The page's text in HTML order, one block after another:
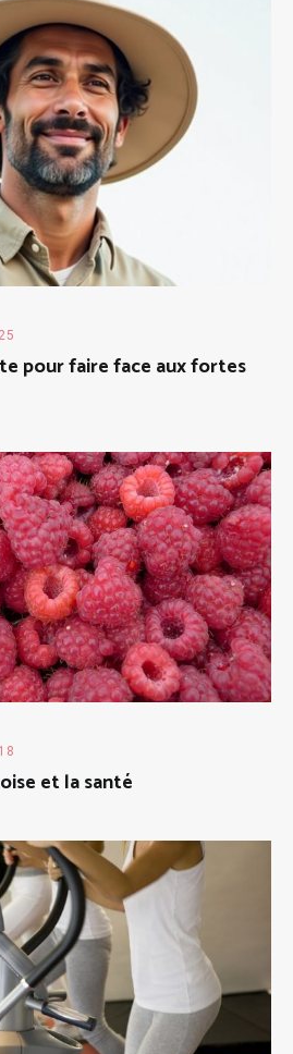
pour faire face aux fortes
et la santé